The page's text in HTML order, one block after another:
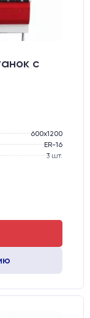
с
600х1200
ER-16
3 шт.